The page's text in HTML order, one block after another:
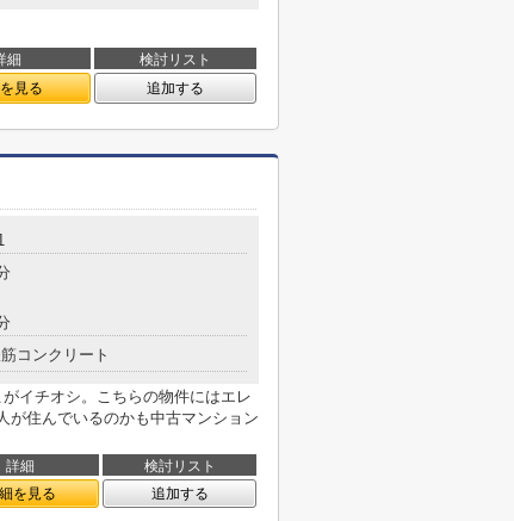
細 検討リスト
見る 追加する
コンクリート
イチオシ。こちらの物件にはエレ
が住んでいるのかも中古マンション
詳細
検討リスト
を見る 追加する